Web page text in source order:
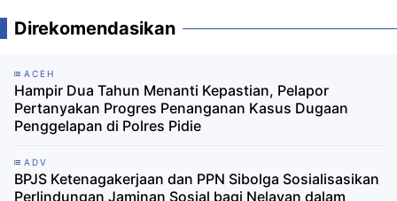
Direkomendasikan
ACEH
Hampir Dua Tahun Menanti Kepastian, Pelapor
Pertanyakan Progres Penanganan Kasus Dugaan
Penggelapan di Polres Pidie
ADV
BPJS Ketenagakerjaan dan PPN Sibolga Sosialisasikan
Perlindungan Jaminan Sosial bagi Nelayan dalam